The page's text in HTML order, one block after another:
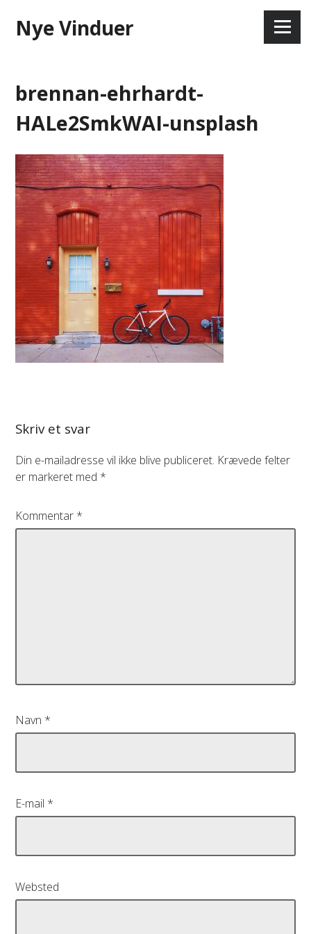
content
Nye Vinduer Menu
brennan-ehrhardt-
HALe2SmkWAI-unsplash
Skriv et svar
Din e-mailadresse vil ikke blive publiceret. Krævede felter
er markeret med *
Kommentar *
Navn *
E-mail *
Websted